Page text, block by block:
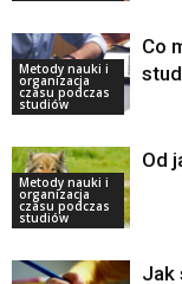
Metody nauki i
organizacja
czasu podczas
studiów
Co
Metody nauki i
organizacja
czasu podczas
studiów
Od
Jak